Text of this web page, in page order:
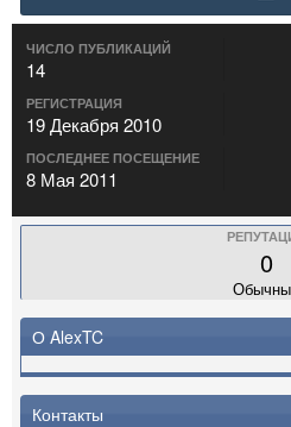
ЧИСЛО ПУБЛИКАЦИЙ
14
РЕГИСТРАЦИЯ
19 Декабря 2010
ПОСЛЕДНЕЕ ПОСЕЩЕНИЕ
8 Мая 2011
0
О AlexTC
Контакты